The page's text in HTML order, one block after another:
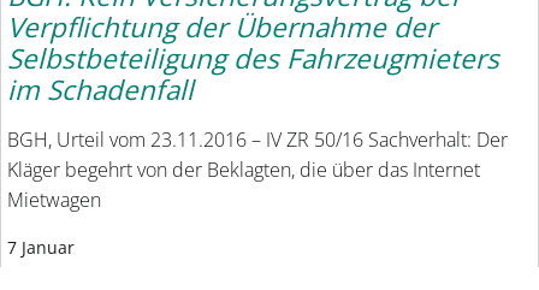
Verpflichtung der Übernahme der
Selbstbeteiligung des Fahrzeugmieters
im Schadenfall
BGH, Urteil vom 23.11.2016 – IV ZR 50/16 Sachverhalt: Der
Kläger begehrt von der Beklagten, die über das Internet
Mietwagen
7 Januar